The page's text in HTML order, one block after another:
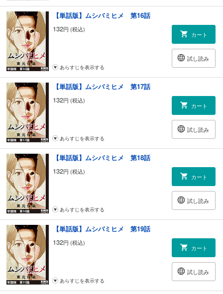
【単話版】ムシバミヒメ 第16話
132円 (税込)
カート
試し読み
あらすじを表示する
【単話版】ムシバミヒメ 第17話
132円 (税込)
カート
試し読み
あらすじを表示する
【単話版】ムシバミヒメ 第18話
132円 (税込)
カート
試し読み
あらすじを表示する
【単話版】ムシバミヒメ 第19話
132円 (税込)
カート
試し読み
あらすじを表示する